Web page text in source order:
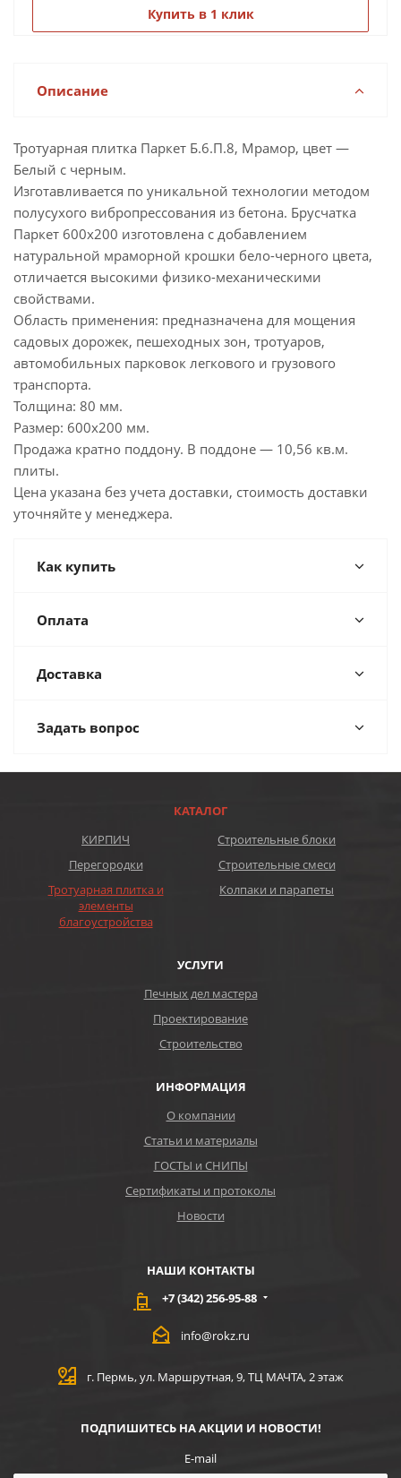
Купить в 1 клик
Описание
Тротуарная плитка Паркет Б.6.П.8, Мрамор, цвет —
Белый с черным.
Изготавливается по уникальной технологии методом
полусухого вибропрессования из бетона. Брусчатка
Паркет 600х200 изготовлена с добавлением
натуральной мраморной крошки бело-черного цвета,
отличается высокими физико-механическими
свойствами.
Область применения: предназначена для мощения
садовых дорожек, пешеходных зон, тротуаров,
автомобильных парковок легкового и грузового
транспорта.
Толщина: 80 мм.
Размер: 600х200 мм.
Продажа кратно поддону. В поддоне — 10,56 кв.м.
плиты.
Цена указана без учета доставки, стоимость доставки
уточняйте у менеджера.
Как купить
Оплата
Доставка
Задать вопрос
КАТАЛОГ
КИРПИЧ
Строительные блоки
Перегородки
Строительные смеси
Тротуарная плитка и
элементы
благоустройства
Колпаки и парапеты
УСЛУГИ
Печных дел мастера
Проектирование
Строительство
ИНФОРМАЦИЯ
О компании
Статьи и материалы
ГОСТЫ и СНИПЫ
Сертификаты и протоколы
Новости
НАШИ КОНТАКТЫ
+7 (342) 256-95-88
info@rokz.ru
г. Пермь, ул. Маршрутная, 9, ТЦ МАЧТА, 2 этаж
ПОДПИШИТЕСЬ НА АКЦИИ И НОВОСТИ!
E-mail